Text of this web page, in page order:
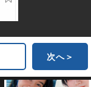
次へ＞